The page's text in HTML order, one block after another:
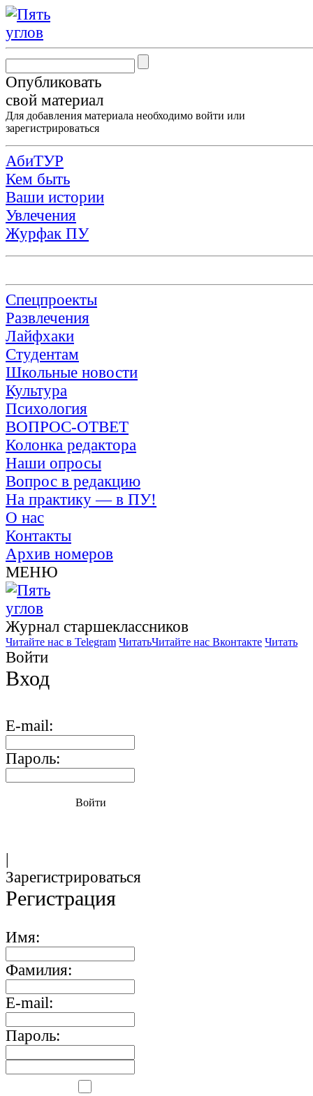
Опубликовать
свой материал
Для добавления материала необходимо войти или
зарегистрироваться
АбиТУР
Кем быть
Ваши истории
Увлечения
Журфак ПУ
Спецпроекты
Развлечения
Лайфхаки
Студентам
Школьные новости
Культура
Психология
ВОПРОС-ОТВЕТ
Колонка редактора
Наши опросы
Вопрос в редакцию
На практику — в ПУ!
О нас
Контакты
Архив номеров
МЕНЮ
Журнал старшекласcников
Читайте нас в Telegram ЧитатьЧитайте нас Вконтакте Читать
Войти
Вход
E-mail:
Пароль:
Войти
|
Зарегистрироваться
Регистрация
Имя:
Фамилия:
E-mail:
Пароль: